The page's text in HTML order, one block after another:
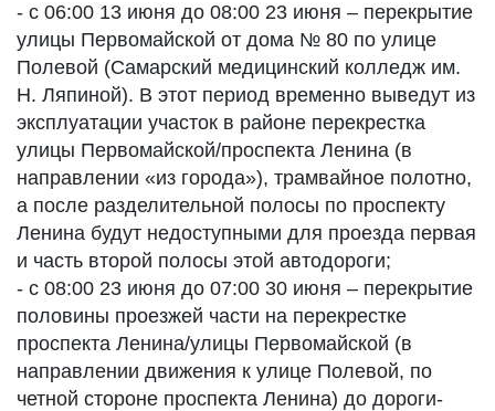
- с 06:00 13 июня до 08:00 23 июня – перекрытие
улицы Первомайской от дома № 80 по улице
Полевой (Самарский медицинский колледж им.
Н. Ляпиной). В этот период временно выведут из
эксплуатации участок в районе перекрестка
улицы Первомайской/проспекта Ленина (в
направлении «из города»), трамвайное полотно,
а после разделительной полосы по проспекту
Ленина будут недоступными для проезда первая
и часть второй полосы этой автодороги;
- с 08:00 23 июня до 07:00 30 июня – перекрытие
половины проезжей части на перекрестке
проспекта Ленина/улицы Первомайской (в
направлении движения к улице Полевой, по
четной стороне проспекта Ленина) до дороги-